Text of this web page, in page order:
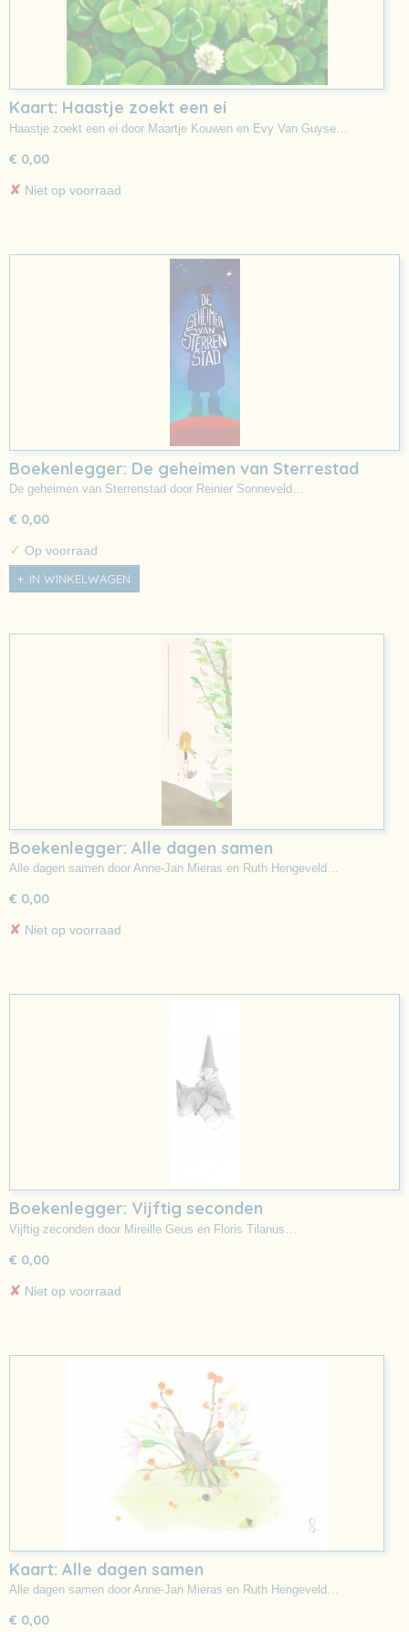
Kaart: Haastje zoekt een ei
Haastje zoekt een ei door Maartje Kouwen en Evy Van Guyse…
€ 0,00
✘ Niet op voorraad
Boekenlegger: De geheimen van Sterrestad
De geheimen van Sterrenstad door Reinier Sonneveld…
€ 0,00
✓ Op voorraad
IN WINKELWAGEN
Boekenlegger: Alle dagen samen
Alle dagen samen door Anne-Jan Mieras en Ruth Hengeveld…
€ 0,00
✘ Niet op voorraad
Boekenlegger: Vijftig seconden
Vijftig zeconden door Mireille Geus en Floris Tilanus…
€ 0,00
✘ Niet op voorraad
Kaart: Alle dagen samen
Alle dagen samen door Anne-Jan Mieras en Ruth Hengeveld…
€ 0,00